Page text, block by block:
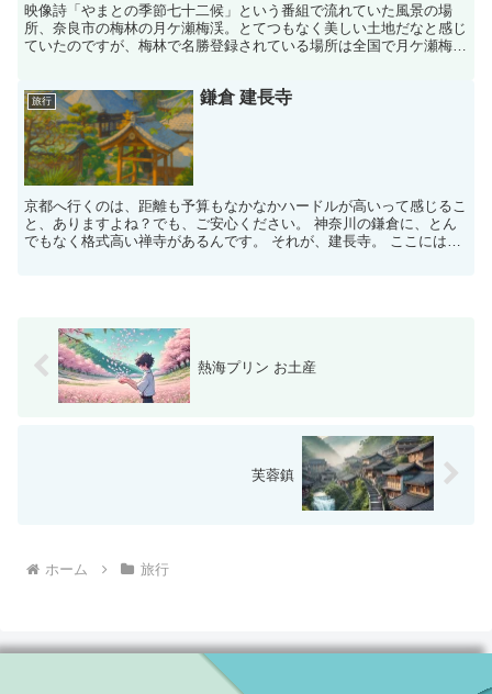
映像詩「やまとの季節七十二候」という番組で流れていた風景の場
所、奈良市の梅林の月ケ瀬梅渓。とてつもなく美しい土地だなと感じ
ていたのですが、梅林で名勝登録されている場所は全国で月ケ瀬梅渓
旅行 鎌倉 建長寺
京都へ行くのは、距離も予算もなかなかハードルが高いって感じるこ
と、ありますよね？でも、ご安心ください。 神奈川の鎌倉に、とん
でもなく格式高い禅寺があるんです。 それが、建長寺。 ここには、
熱海プリン お土産
芙蓉鎮
ホーム 旅行